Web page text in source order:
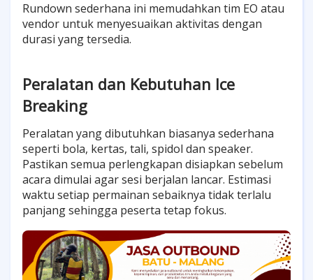
Rundown sederhana ini memudahkan tim EO atau
vendor untuk menyesuaikan aktivitas dengan
durasi yang tersedia.
Peralatan dan Kebutuhan Ice
Breaking
Peralatan yang dibutuhkan biasanya sederhana
seperti bola, kertas, tali, spidol dan speaker.
Pastikan semua perlengkapan disiapkan sebelum
acara dimulai agar sesi berjalan lancar. Estimasi
waktu setiap permainan sebaiknya tidak terlalu
panjang sehingga peserta tetap fokus.